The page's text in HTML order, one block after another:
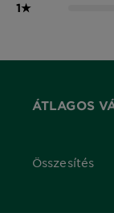
1★
ÁTLAGOS
Összesítés
0,0 out of 5 stars